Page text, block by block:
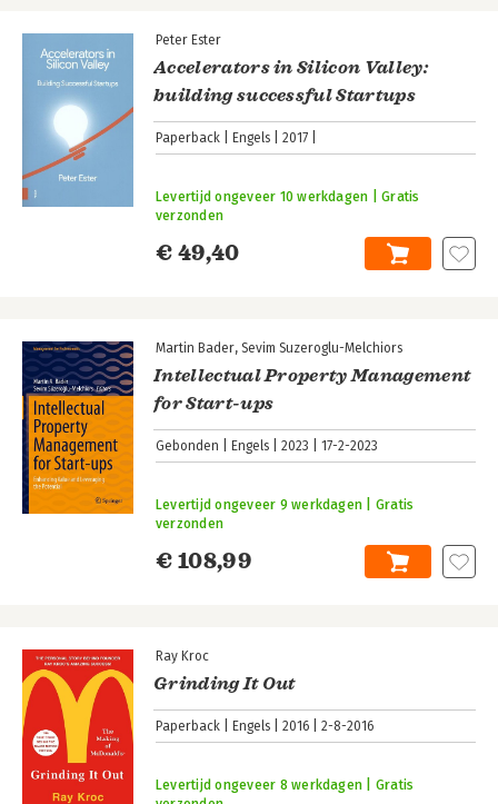
Peter Ester
Accelerators in Silicon Valley:
building successful Startups
Paperback Engels 2017
€ 49,40
Levertijd ongeveer 10 werkdagen | Gratis
verzonden
Martin Bader Sevim Suzeroglu-Melchiors
Intellectual Property Management
for Start-ups
Gebonden Engels 2023 17-2-2023
€ 108,99
Levertijd ongeveer 9 werkdagen | Gratis
verzonden
Ray Kroc
Grinding It Out
Paperback Engels 2016 2-8-2016
Levertijd ongeveer 8 werkdagen | Gratis